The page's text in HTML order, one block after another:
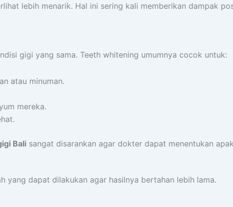
lebih menarik. Hal ini sering kali memberikan dampak
gigi yang sama. Teeth whitening umumnya cocok untuk:
atau minuman.
mereka.
Bali sangat disarankan agar dokter dapat menentukan
yang dapat dilakukan agar hasilnya bertahan lebih lama.